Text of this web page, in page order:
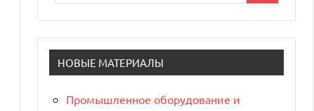
НОВЫЕ МАТЕРИАЛЫ
Промышленное оборудование и